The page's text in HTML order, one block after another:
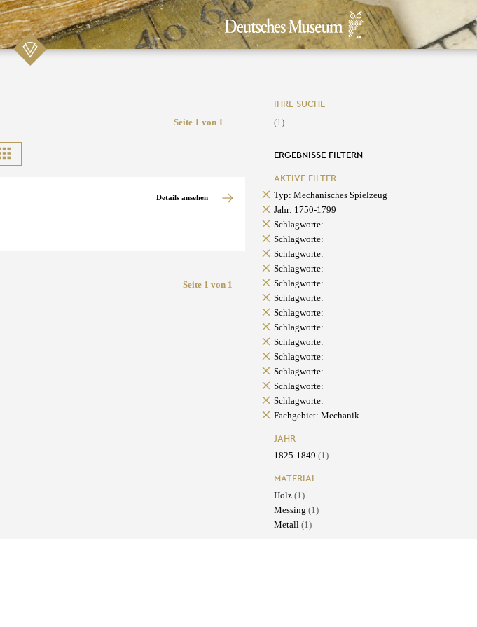
Seite 1 von 1
Details ansehen
Seite 1 von 1
IHRE SUCHE
(1)
ERGEBNISSE FILTERN
AKTIVE FILTER
Typ: Mechanisches Spielzeug
Jahr: 1750-1799
Schlagworte:
Schlagworte:
Schlagworte:
Schlagworte:
Schlagworte:
Schlagworte:
Schlagworte:
Schlagworte:
Schlagworte:
Schlagworte:
Schlagworte:
Schlagworte:
Schlagworte:
Fachgebiet: Mechanik
JAHR
1825-1849 (1)
MATERIAL
Holz (1)
Messing (1)
Metall (1)